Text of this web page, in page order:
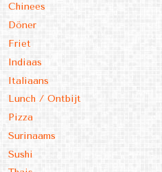
Chinees
Döner
Friet
Indiaas
Italiaans
Lunch / Ontbijt
Pizza
Surinaams
Sushi